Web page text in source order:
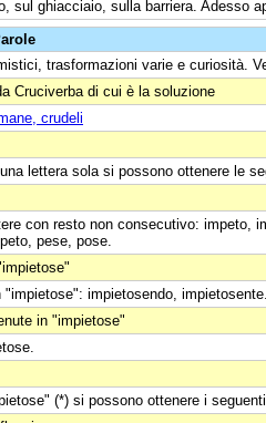
sul ghiacciaio, sulla barriera. Adesso
trasformazioni varie e curiosità.
Cruciverba di cui è la soluzione
crudeli
lettera sola si possono ottenere le
con resto non consecutivo: impeto,
pese, pose.
"impietose": impietosendo, impietosente.
in "impietose"
(*) si possono ottenere i